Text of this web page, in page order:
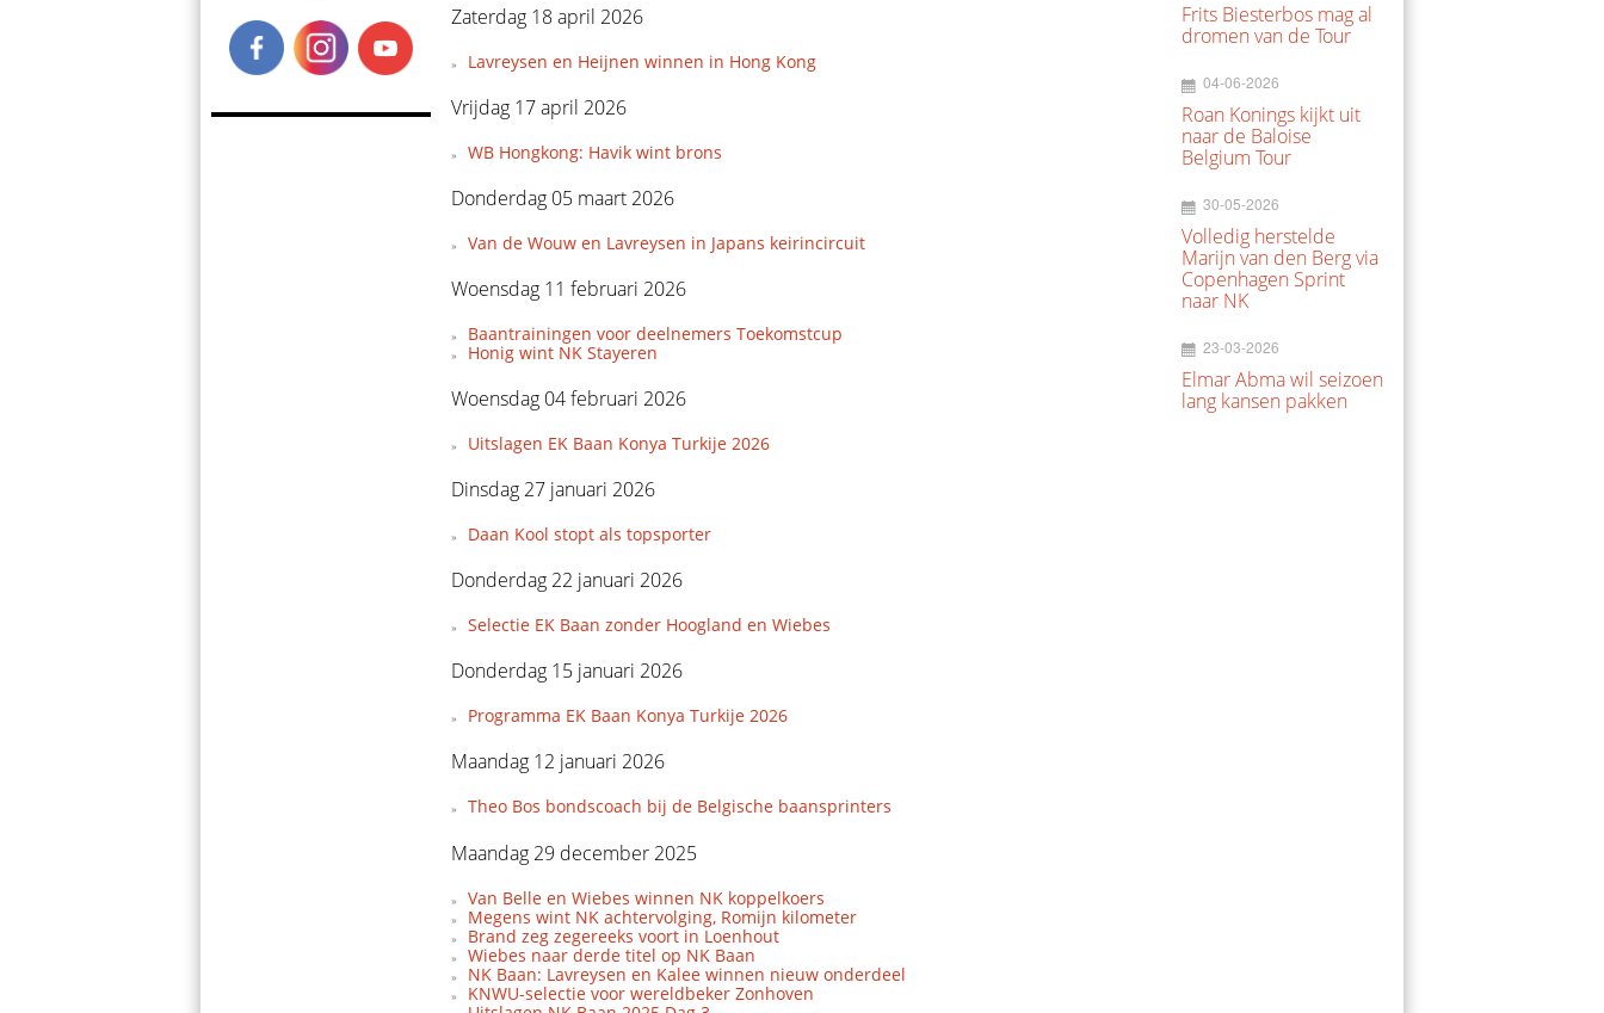
Zaterdag 18 april 2026
Lavreysen en Heijnen winnen in Hong Kong
Vrijdag 17 april 2026
WB Hongkong: Havik wint brons
Donderdag 05 maart 2026
Van de Wouw en Lavreysen in Japans keirincircuit
Woensdag 11 februari 2026
Baantrainingen voor deelnemers Toekomstcup
Honig wint NK Stayeren
Woensdag 04 februari 2026
Uitslagen EK Baan Konya Turkije 2026
Dinsdag 27 januari 2026
Daan Kool stopt als topsporter
Donderdag 22 januari 2026
Selectie EK Baan zonder Hoogland en Wiebes
Donderdag 15 januari 2026
Programma EK Baan Konya Turkije 2026
Maandag 12 januari 2026
Theo Bos bondscoach bij de Belgische baansprinters
Maandag 29 december 2025
Van Belle en Wiebes winnen NK koppelkoers
Megens wint NK achtervolging, Romijn kilometer
Brand zeg zegereeks voort in Loenhout
Wiebes naar derde titel op NK Baan
NK Baan: Lavreysen en Kalee winnen nieuw onderdeel
KNWU-selectie voor wereldbeker Zonhoven
Frits Biesterbos mag al
dromen van de Tour
04-06-2026
Roan Konings kijkt uit
naar de Baloise
Belgium Tour
30-05-2026
Volledig herstelde
Marijn van den Berg via
Copenhagen Sprint
naar NK
23-03-2026
Elmar Abma wil seizoen
lang kansen pakken